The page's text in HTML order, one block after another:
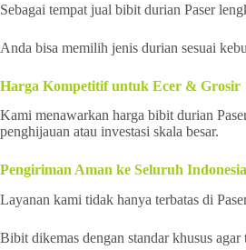
Sebagai tempat jual bibit durian Paser
Anda bisa memilih jenis durian sesuai
Harga Kompetitif untuk Ecer & Grosir
Kami menawarkan harga bibit durian
penghijauan atau investasi skala besar.
Pengiriman Aman ke Seluruh Indonesia
Layanan kami tidak hanya terbatas di
Bibit dikemas dengan standar khusus